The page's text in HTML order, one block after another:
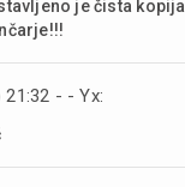
je čista
21:32 - - Yx: